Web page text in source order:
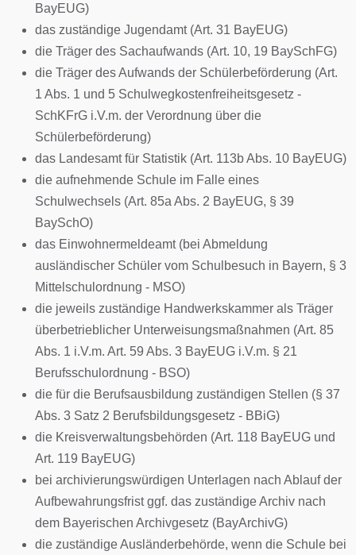
BayEUG)
das zuständige Jugendamt (Art. 31 BayEUG)
die Träger des Sachaufwands (Art. 10, 19 BaySchFG)
die Träger des Aufwands der Schülerbeförderung (Art.
1 Abs. 1 und 5 Schulwegkostenfreiheitsgesetz -
SchKFrG i.V.m. der Verordnung über die
Schülerbeförderung)
das Landesamt für Statistik (Art. 113b Abs. 10 BayEUG)
die aufnehmende Schule im Falle eines
Schulwechsels (Art. 85a Abs. 2 BayEUG, § 39
BaySchO)
das Einwohnermeldeamt (bei Abmeldung
ausländischer Schüler vom Schulbesuch in Bayern, § 3
Mittelschulordnung - MSO)
die jeweils zuständige Handwerkskammer als Träger
überbetrieblicher Unterweisungsmaßnahmen (Art. 85
Abs. 1 i.V.m. Art. 59 Abs. 3 BayEUG i.V.m. § 21
Berufsschulordnung - BSO)
die für die Berufsausbildung zuständigen Stellen (§ 37
Abs. 3 Satz 2 Berufsbildungsgesetz - BBiG)
die Kreisverwaltungsbehörden (Art. 118 BayEUG und
Art. 119 BayEUG)
bei archivierungswürdigen Unterlagen nach Ablauf der
Aufbewahrungsfrist ggf. das zuständige Archiv nach
dem Bayerischen Archivgesetz (BayArchivG)
die zuständige Ausländerbehörde, wenn die Schule bei